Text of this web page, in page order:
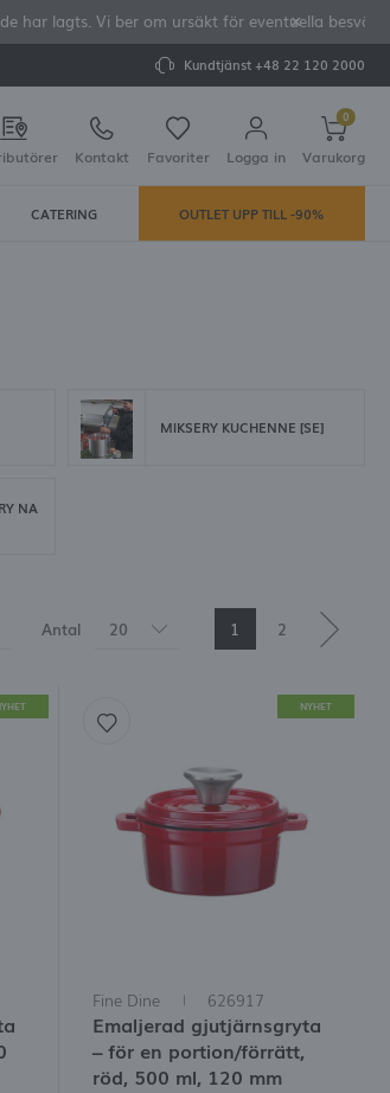
har lagts. Vi ber om ursäkt för eventuella besvär
Kundtjänst +48 22 120 2000
Kontakt Favoriter Logga in
köp
0
Varukorg
Din varukorg är tom
CATERING OUTLET UPP TILL -90%
MIKSERY KUCHENNE [SE]
NA
Antal 20 1 2
NYHET
Fine Dine 626917
Emaljerad gjutjärnsgryta
– för en portion/förrätt,
röd, 500 ml, 120 mm